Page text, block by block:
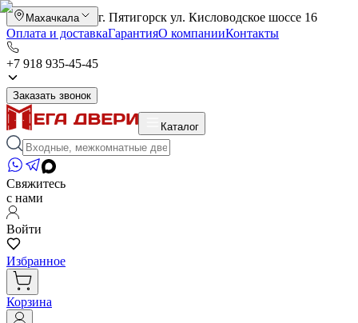
Махачкала
г. Пятигорск ул. Кисловодское шоссе 16
Оплата и доставкаГарантияО компанииКонтакты
+7 918 935-45-45
Заказать звонок
Каталог
Свяжитесь
с нами
Войти
Избранное
Корзина